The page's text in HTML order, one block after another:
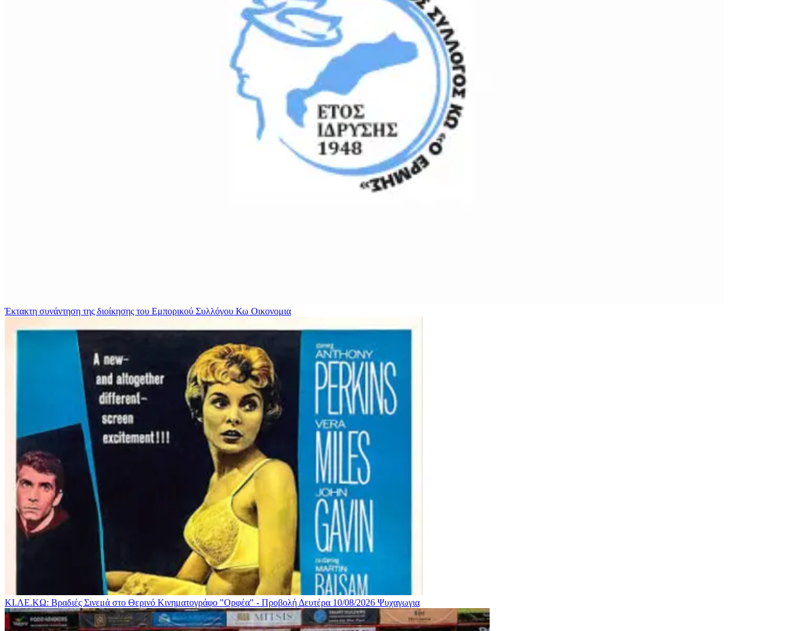
Έκτακτη συνάντηση της διοίκησης του Εμπορικού Συλλόγου Κω Οικονομια
ΚΙ.ΛΕ.ΚΩ: Βραδιές Σινεμά στο Θερινό Κινηματογράφο "Ορφέα" - Προβολή Δευτέρα 10/08/2026 Ψυχαγωγια